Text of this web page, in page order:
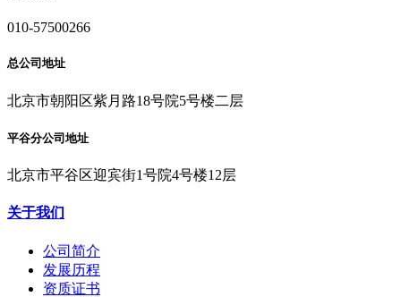
010-57500266
总公司地址
北京市朝阳区紫月路18号院5号楼二层
平谷分公司地址
北京市平谷区迎宾街1号院4号楼12层
关于我们
公司简介
发展历程
资质证书